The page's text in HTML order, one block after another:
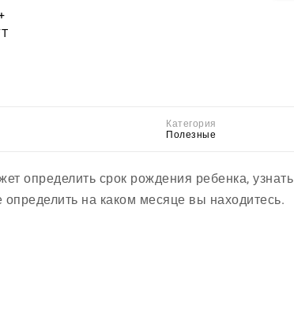
Категория
Полезные
определить срок рождения ребенка, узнать
на каком месяце вы находитесь.